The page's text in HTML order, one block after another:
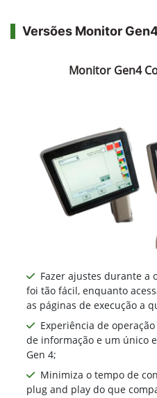
Versões Monitor
Monitor Gen4
Fazer ajustes durante a
foi tão fácil, enquanto
as páginas de execução a
Experiência de
de informação e um único
Gen 4;
Minimiza o tempo de
plug and play do que